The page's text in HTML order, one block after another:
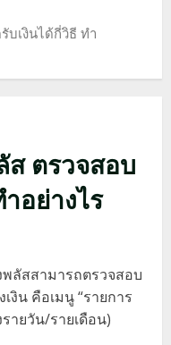
บเงินได้กี่วิธี ทำ
ตรวจสอบ
อย่างไร
ลัสสามารถตรวจสอบ
งิน คือเมนู “รายการ
ายวัน/รายเดือน)